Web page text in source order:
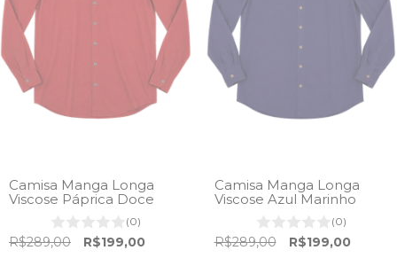
Camisa Manga Longa
Viscose Páprica Doce
(0)
R$289,00 R$199,00
Camisa Manga Longa
Viscose Azul Marinho
(0)
R$289,00 R$199,00